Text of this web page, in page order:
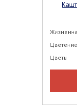
Каштан обыкновенный Aésculus
Цветение
Цветы